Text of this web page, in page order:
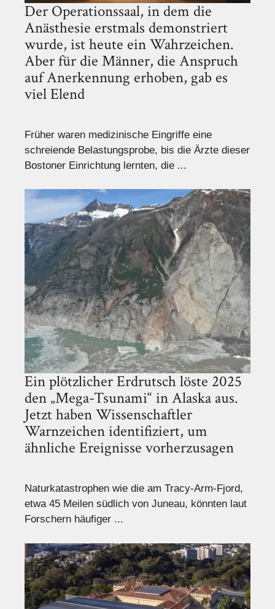
Der Operationssaal, in dem die
Anästhesie erstmals demonstriert
wurde, ist heute ein Wahrzeichen.
Aber für die Männer, die Anspruch
auf Anerkennung erhoben, gab es
viel Elend
Früher waren medizinische Eingriffe eine
schreiende Belastungsprobe, bis die Ärzte dieser
Bostoner Einrichtung lernten, die ...
Ein plötzlicher Erdrutsch löste 2025
den „Mega-Tsunami“ in Alaska aus.
Jetzt haben Wissenschaftler
Warnzeichen identifiziert, um
ähnliche Ereignisse vorherzusagen
Naturkatastrophen wie die am Tracy-Arm-Fjord,
etwa 45 Meilen südlich von Juneau, könnten laut
Forschern häufiger ...